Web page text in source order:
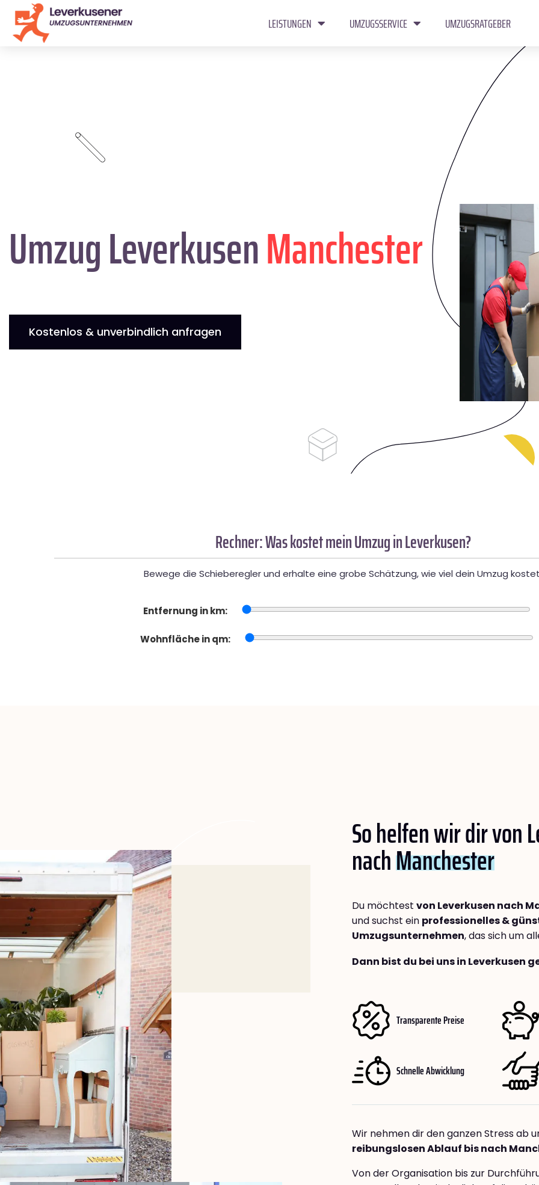
LEISTUNGEN UMZUGSSERVICE UMZUGSRATGEBER
Umzug LeverkusenManchester
Kostenlos & unverbindlich anfragen
Rechner: Was kostet mein Umzug in Leverkusen?
Bewege die Schieberegler und erhalte eine grobe Schätzung, wie viel dein Umzug
Entfernung in km:
Wohnfläche in qm:
So helfen wir dir von
nachManchester
Du möchtest von Leverkusen nach
und suchst ein professionelles &
Umzugsunternehmen, das sich um
Dann bist du bei uns in Leverkusen
Transparente Preise
Schnelle Abwicklung
Wir nehmen dir den ganzen Stress ab
reibungslosen Ablauf bis nach
Von der Organisation bis zur